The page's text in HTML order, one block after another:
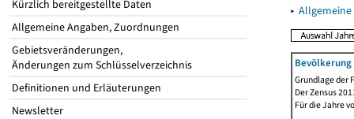
Kürzlich bereitgestellte Daten
Allgemeine Angaben, Zuordnungen
Gebietsveränderungen,
Änderungen zum Schlüsselverzeichnis
Definitionen und Erläuterungen
Newsletter
▸
Grundlage der
Der Zensus
Für die Jahre